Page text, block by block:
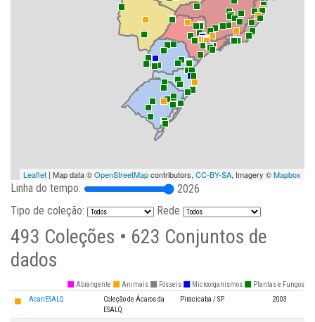
Leaflet | Map data ©OpenStreetMapcontributors, CC-BY-SA, Imagery ©Mapbox
Linha do tempo:
2026
Tipo de coleção:
Rede
493 Coleções • 623 Conjuntos de
dados
◼ Abrangente ◼ Animais ◼ Fósseis ◼ Microorganismos ◼ Plantas e Fungos
◼ AcariESALQ
Coleção de Ácaros da
ESALQ
Piracicaba / SP 2003